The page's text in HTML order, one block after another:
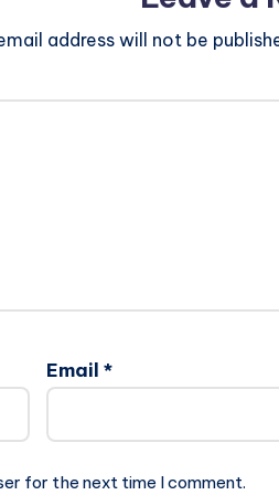
address will not be
Email *
for the next time I comment.